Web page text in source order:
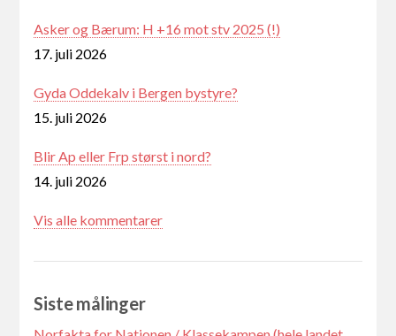
Asker og Bærum: H +16 mot stv 2025 (!)
17. juli 2026
Gyda Oddekalv i Bergen bystyre?
15. juli 2026
Blir Ap eller Frp størst i nord?
14. juli 2026
Vis alle kommentarer
Siste målinger